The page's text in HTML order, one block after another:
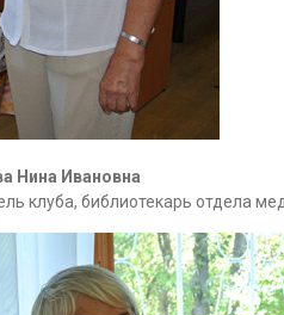
Нина Ивановна
клуба, библиотекарь отдела